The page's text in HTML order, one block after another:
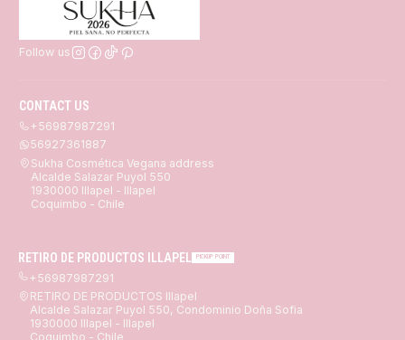
Follow us
CONTACT US
+56987987291
56927361887
Sukha Cosmética Vegana address
Alcalde Salazar Puyol 550
1930000 Illapel - Illapel
Coquimbo - Chile
RETIRO DE PRODUCTOS ILLAPEL PICKUP POINT
+56987987291
RETIRO DE PRODUCTOS Illapel
Alcalde Salazar Puyol 550, Condominio Doña Sofia
1930000 Illapel - Illapel
Coquimbo - Chile